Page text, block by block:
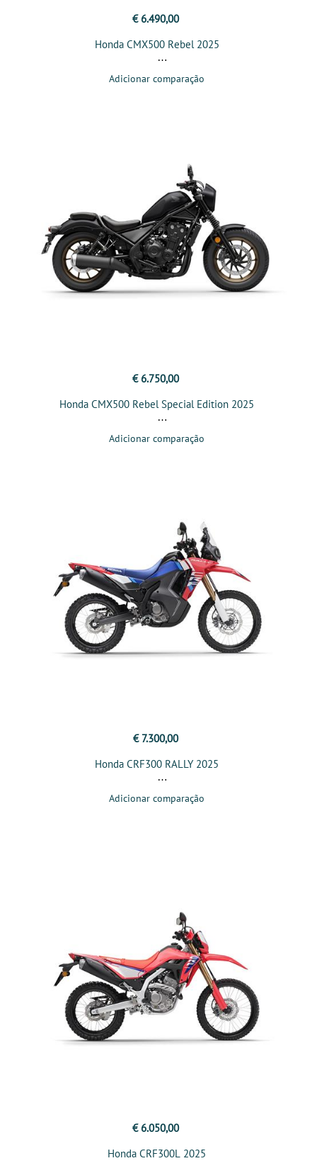
€ 6.490,00
Honda CMX500 Rebel 2025
Adicionar comparação
€ 6.750,00
Honda CMX500 Rebel Special Edition 2025
Adicionar comparação
€ 7.300,00
Honda CRF300 RALLY 2025
Adicionar comparação
€ 6.050,00
Honda CRF300L 2025